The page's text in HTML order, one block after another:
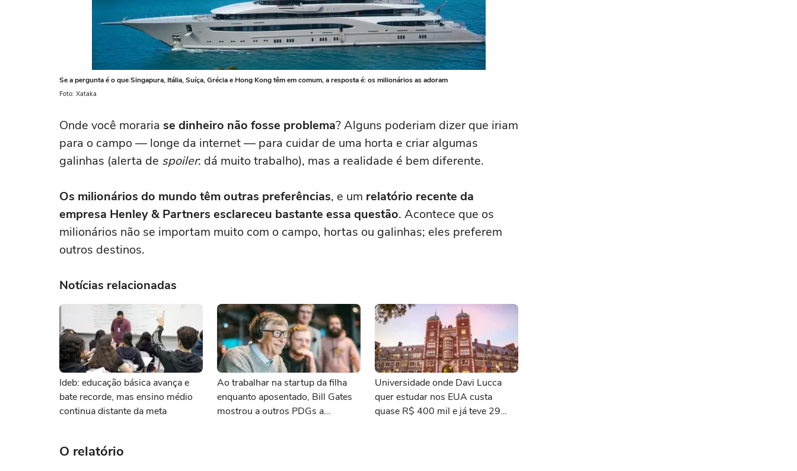
Se a pergunta é o que Singapura, Itália, Suíça, Grécia e Hong Kong têm em comum, a resposta é: os milionários as adoram
Foto: Xataka
Onde você moraria se dinheiro não fosse problema? Alguns poderiam dizer que iriam
para o campo — longe da internet — para cuidar de uma horta e criar algumas
galinhas (alerta de spoiler: dá muito trabalho), mas a realidade é bem diferente.
Os milionários do mundo têm outras preferências, e um relatório recente da
empresa Henley & Partners esclareceu bastante essa questão. Acontece que os
milionários não se importam muito com o campo, hortas ou galinhas; eles preferem
outros destinos.
Notícias relacionadas
Ideb: educação básica avança e
bate recorde, mas ensino médio
continua distante da meta
Ao trabalhar na startup da filha
enquanto aposentado, Bill Gates
mostrou a outros PDGs a
Universidade onde Davi Lucca
quer estudar nos EUA custa
quase R$ 400 mil e já teve 29
O relatório